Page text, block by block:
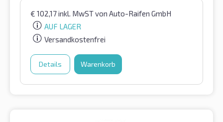
€ 102,17inkl. MwSTvon Auto-Raifen GmbH
AUF LAGER
Versandkostenfrei
Details Warenkorb